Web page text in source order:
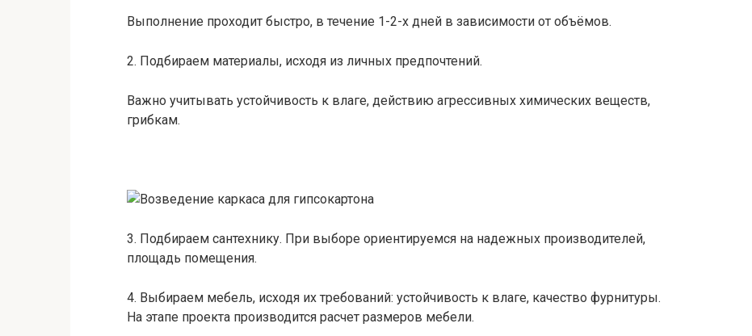
Выполнение проходит быстро, в течение 1-2-х дней в зависимости от объёмов.
2. Подбираем материалы, исходя из личных предпочтений.
Важно учитывать устойчивость к влаге, действию агрессивных химических веществ,
грибкам.
3. Подбираем сантехнику. При выборе ориентируемся на надежных производителей,
площадь помещения.
4. Выбираем мебель, исходя их требований: устойчивость к влаге, качество фурнитуры.
На этапе проекта производится расчет размеров мебели.